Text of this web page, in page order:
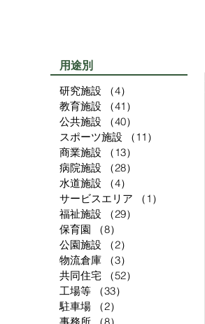
用途別
研究施設 （4）
教育施設
（41）
公共施設
（40）
スポーツ施設
（11）
商業施設
（13）
病院施設
（28）
水道施設
（4）
サービスエリア
（1）
福祉施設
（29）
保育園
（8）
公園施設
（2）
物流倉庫
（3）
共同住宅
（52）
工場等
（33）
駐車場
（2）